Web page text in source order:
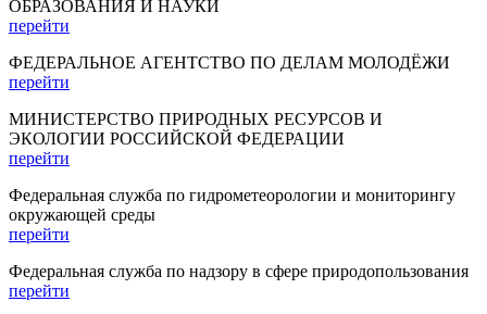
ОБРАЗОВАНИЯ И НАУКИ
перейти
ФЕДЕРАЛЬНОЕ АГЕНТСТВО ПО ДЕЛАМ МОЛОДЁЖИ
перейти
МИНИСТЕРСТВО ПРИРОДНЫХ РЕСУРСОВ И
ЭКОЛОГИИ РОССИЙСКОЙ ФЕДЕРАЦИИ
перейти
Федеральная служба по гидрометеорологии и мониторингу
окружающей среды
перейти
Федеральная служба по надзору в сфере природопользования
перейти